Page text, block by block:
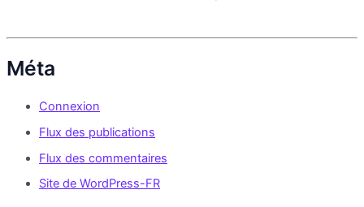
Méta
Connexion
Flux des publications
Flux des commentaires
Site de WordPress-FR